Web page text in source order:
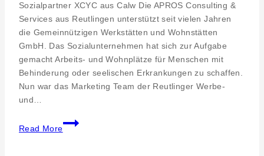
Sozialpartner XCYC aus Calw Die APROS Consulting &
Services aus Reutlingen unterstützt seit vielen Jahren
die Gemeinnützigen Werkstätten und Wohnstätten
GmbH. Das Sozialunternehmen hat sich zur Aufgabe
gemacht Arbeits- und Wohnplätze für Menschen mit
Behinderung oder seelischen Erkrankungen zu schaffen.
Nun war das Marketing Team der Reutlinger Werbe-
und…
Read More
XCYC
Lastenfahrräder